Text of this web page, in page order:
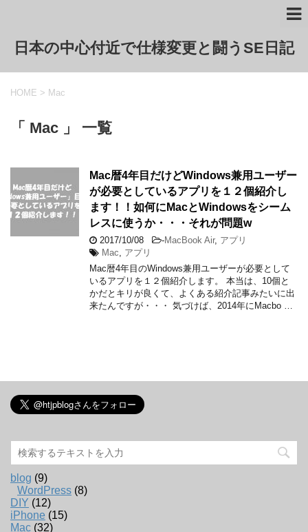
日本の中心付近で仕様変更と闘うSE日記
HOME > Mac
「 Mac 」 一覧
Mac暦4年目だけどWindows兼用ユーザー
が必要としているアプリを１２個紹介し
ます！！如何にMacとWindowsをシーム
レスに使うか・・・それが問題w
2017/10/08 -MacBook Air, アプリ
Mac
アプリ
Mac暦4年目のWindows兼用ユーザーが必要として
いるアプリを１２個紹介します。 本当は、10個と
かだとキリが良くて、よくある紹介記事みたいに出
来たんですが・・・ 気づけば、2014年にMacbo …
blog (9)
WordPress (8)
DIY (12)
iPhone (15)
Mac (32)